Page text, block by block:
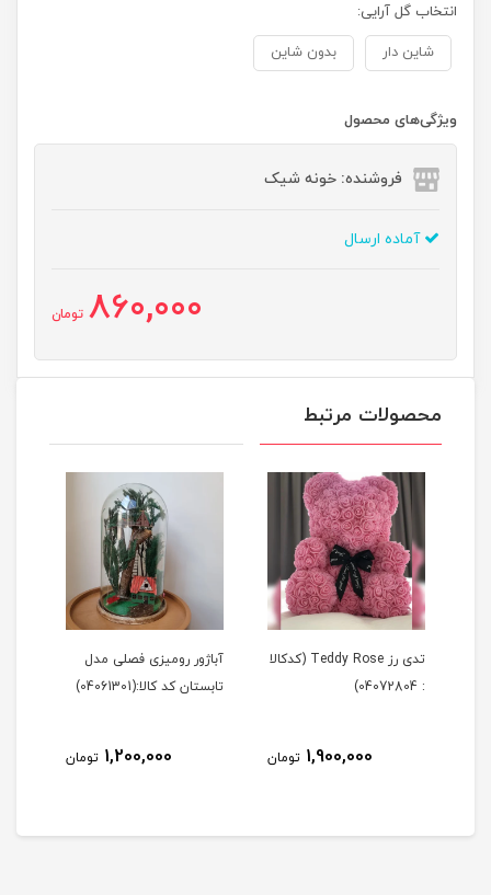
انتخاب گل آرایی:
شاین دار بدون شاین
ویژگی‌های محصول
فروشنده: خونه شیک
آماده ارسال
860,000 تومان
محصولات مرتبط
تدی رز Teddy Rose (کدکالا
: 04072804)
1,900,000 تومان
آباژور رومیزی فصلی مدل
تابستان کد کالا:(04061301)
1,200,000 تومان